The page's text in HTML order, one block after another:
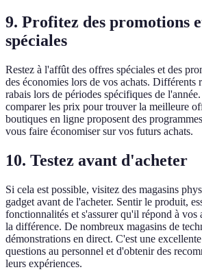
9. Profitez des promotions
spéciales
Restez à l'affût des offres spéciales et des
des économies lors de vos achats. Différents
rabais lors de périodes spécifiques de
comparer les prix pour trouver la meilleure
boutiques en ligne proposent des
vous faire économiser sur vos futurs achats.
10. Testez avant d'acheter
Si cela est possible, visitez des magasins
gadget avant de l'acheter. Sentir le produit,
fonctionnalités et s'assurer qu'il répond à vos
la différence. De nombreux magasins de
démonstrations en direct. C'est une
questions au personnel et d'obtenir des
leurs expériences.